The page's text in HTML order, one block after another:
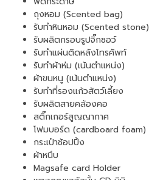
ถุงหอม (Scented bag)
รับทำหินหอม (Scented stone)
รับผลิตกรอบรูปจิ๊กซอว์
รับทำแผ่นติดหลังโทรศัพท์
รับทำผ้าห่ม (เน้นตำแหน่ง)
ผ้าขนหนู (เน้นตำแหน่ง)
รับทำที่รองแก้วสัตว์เลี้ยง
รับผลิตสายคล้องคอ
สติ๊กเกอร์สูญญากาศ
โฟมบอร์ด (cardboard foam)
กระเป๋าช้อปปิ้ง
ผ้าหนึบ
Magsafe card Holder